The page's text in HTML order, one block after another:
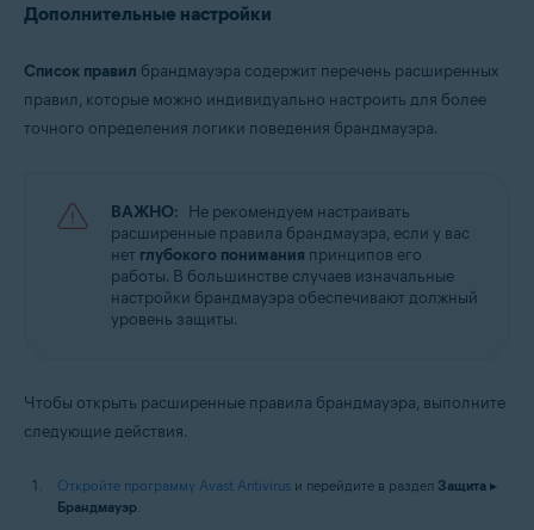
Дополнительные настройки
Список правил брандмауэра содержит перечень расширенных
правил, которые можно индивидуально настроить для более
точного определения логики поведения брандмауэра.
ВАЖНО: Не рекомендуем настраивать
расширенные правила брандмауэра, если у вас
нет глубокого понимания принципов его
работы. В большинстве случаев изначальные
настройки брандмауэра обеспечивают должный
уровень защиты.
Чтобы открыть расширенные правила брандмауэра, выполните
следующие действия.
Откройте программу Avast Antivirus и перейдите в раздел Защита ▸
Брандмауэр